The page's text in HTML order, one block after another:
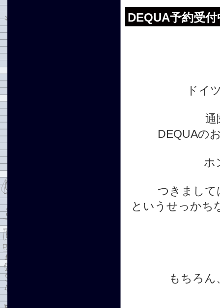
DEQUA予約受付
ドイ
通
DEQUAの
ホ
つきまして
というせっかち
もちろ